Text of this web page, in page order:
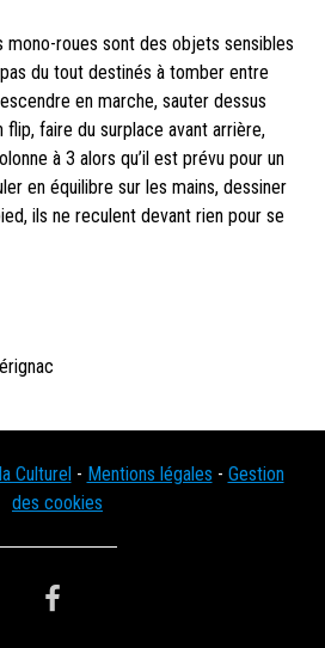
mono-roues sont des objets sensibles
du tout destinés à tomber entre
en marche, sauter dessus
flip, faire du surplace avant arrière,
à 3 alors qu’il est prévu pour un
en équilibre sur les mains, dessiner
ils ne reculent devant rien pour se
Culturel - Mentions légales - Gestion
des cookies